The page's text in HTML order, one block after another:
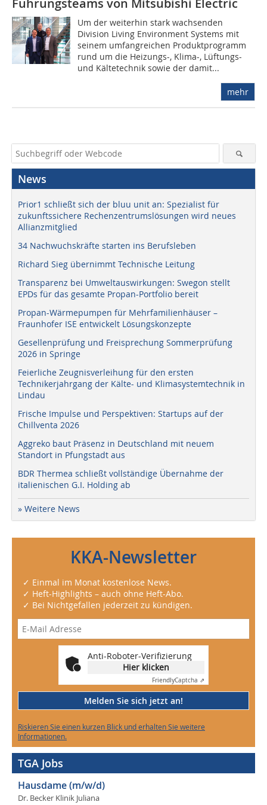
Führungsteams von Mitsubishi Electric
Um der weiterhin stark wachsenden
Division Living Environment Systems mit
seinem umfangreichen Produktprogramm
rund um die Heizungs-, Klima-, Lüftungs-
und Kältetechnik sowie der damit...
mehr
News
Prior1 schließt sich der bluu unit an: Spezialist für
zukunftssichere Rechenzentrumslösungen wird neues
Allianzmitglied
34 Nachwuchskräfte starten ins Berufsleben
Richard Sieg übernimmt Technische Leitung
Transparenz bei Umweltauswirkungen: Swegon stellt
EPDs für das gesamte Propan-Portfolio bereit
Propan-Wärmepumpen für Mehrfamilienhäuser –
Fraunhofer ISE entwickelt Lösungskonzepte
Gesellenprüfung und Freisprechung Sommerprüfung
2026 in Springe
Feierliche Zeugnisverleihung für den ersten
Technikerjahrgang der Kälte- und Klimasystemtechnik in
Lindau
Frische Impulse und Perspektiven: Startups auf der
Chillventa 2026
Aggreko baut Präsenz in Deutschland mit neuem
Standort in Pfungstadt aus
BDR Thermea schließt vollständige Übernahme der
italienischen G.I. Holding ab
» Weitere News
KKA-Newsletter
✓ Einmal im Monat kostenlose News.
✓ Heft-Highlights – auch ohne Heft-Abo.
✓ Bei Nichtgefallen jederzeit zu kündigen.
Anti-Roboter-Verifizierung
Hier klicken
FriendlyCaptcha ⇗
Melden Sie sich jetzt an!
Riskieren Sie einen kurzen Blick und erhalten Sie weitere
Informationen.
TGA Jobs
Hausdame (m/w/d)
Dr. Becker Klinik Juliana